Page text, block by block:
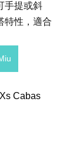
手提或斜
特性，適合
Cabas